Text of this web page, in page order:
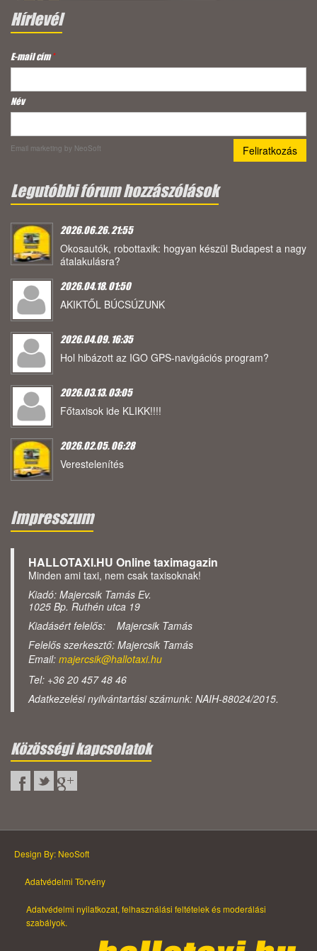
Hírlevél
E-mail cím*
Név
Email marketing by NeoSoft
Legutóbbi fórum hozzászólások
2026.06.26. 21:55
Okosautók, robottaxik: hogyan készül Budapest a nagy
átalakulásra?
2026.04.18. 01:50
AKIKTŐL BÚCSÚZUNK
2026.04.09. 16:35
Hol hibázott az IGO GPS-navigációs program?
2026.03.13. 03:05
Főtaxisok ide KLIKK!!!!
2026.02.05. 06:28
Verestelenítés
Impresszum
HALLOTAXI.HU Online taximagazin
Minden ami taxi, nem csak taxisoknak!
Kiadó: Majercsik Tamás Ev.
1025 Bp. Ruthén utca 19
Kiadásért felelős: Majercsik Tamás
Felelős szerkesztő: Majercsik Tamás
Email: majercsik@hallotaxi.hu
Tel: +36 20 457 48 46
Adatkezelési nyilvántartási számunk: NAIH-88024/2015.
Közösségi kapcsolatok
Design By: NeoSoft
Adatvédelmi Törvény
Adatvédelmi nyilatkozat, felhasználási feltételek és moderálási
szabályok.